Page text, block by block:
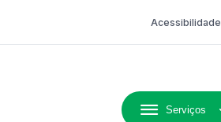
Acessibilidade
Serviços